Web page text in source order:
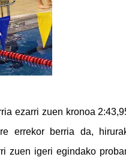
ezarri zuen kronoa
errekor berria da,
zuen igeri egindako